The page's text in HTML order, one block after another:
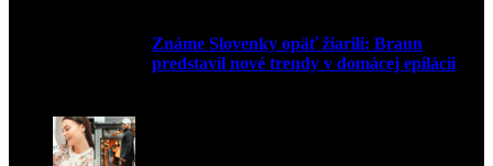
Známe Slovenky opäť žiarili: Braun
predstavil nové trendy v domácej epilácii